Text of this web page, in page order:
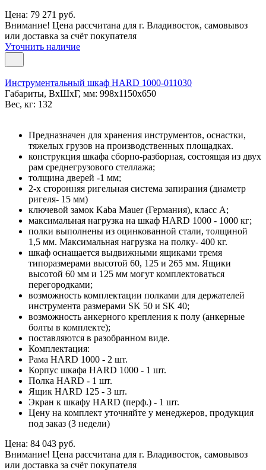
Цена: 79 271 руб.
Внимание! Цена рассчитана для г. Владивосток, самовывоз
или доставка за счёт покупателя
Уточнить наличие
Инструментальный шкаф HARD 1000-011030
Габариты, ВxШxГ, мм: 998x1150x650
Вес, кг: 132
Предназначен для хранения инструментов, оснастки,
тяжелых грузов на производственных площадках.
конструкция шкафа сборно-разборная, состоящая из двух
рам среднегрузового стеллажа;
толщина дверей -1 мм;
2-х сторонняя ригельная система запирания (диаметр
ригеля- 15 мм)
ключевой замок Kaba Mauer (Германия), класс A;
максимальная нагрузка на шкаф HARD 1000 - 1000 кг;
полки выполнены из оцинкованной стали, толщиной
1,5 мм. Максимальная нагрузка на полку- 400 кг.
шкаф оснащается выдвижными ящиками тремя
типоразмерами высотой 60, 125 и 265 мм. Ящики
высотой 60 мм и 125 мм могут комплектоваться
перегородками;
возможность комплектации полками для держателей
инструмента размерами SK 50 и SK 40;
возможность анкерного крепления к полу (анкерные
болты в комплекте);
поставляются в разобранном виде.
Комплектация:
Рама HARD 1000 - 2 шт.
Корпус шкафа HARD 1000 - 1 шт.
Полка HARD - 1 шт.
Ящик HARD 125 - 3 шт.
Экран к шкафу HARD (перф.) - 1 шт.
Цену на комплект уточняйте у менеджеров, продукция
под заказ (3 недели)
Цена: 84 043 руб.
Внимание! Цена рассчитана для г. Владивосток, самовывоз
или доставка за счёт покупателя